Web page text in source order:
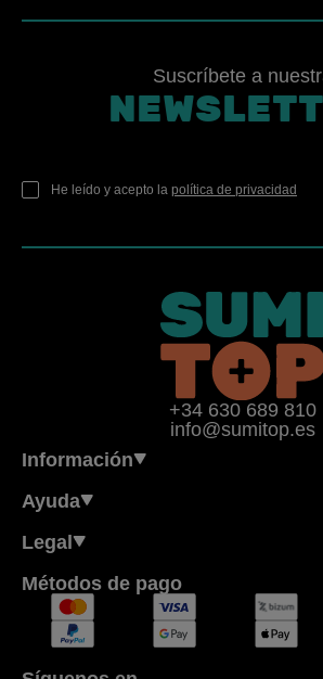
Suscríbete a
He leído y acepto la política de privacidad
+34 630 689 810
info@sumitop.es
Información
Ayuda
Legal
Métodos de pago